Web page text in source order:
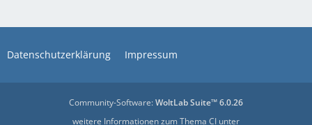
Datenschutzerklärung Impressum
Community-Software:WoltLab Suite™ 6.0.26
weitere Informationen zum Thema CI unter